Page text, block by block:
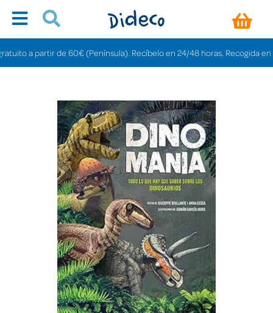
a partir de 60€ (Península). Recíbelo en 24/48 horas. Recogida en